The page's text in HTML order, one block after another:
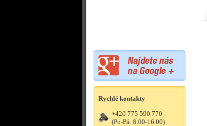
Rychlé kontakty
+420 775 590 770
(Po-Pá: 8.00-16.00)